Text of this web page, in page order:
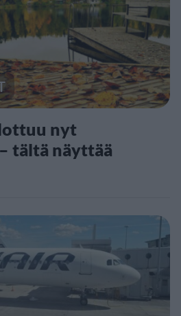
nyt
tältä näyttää